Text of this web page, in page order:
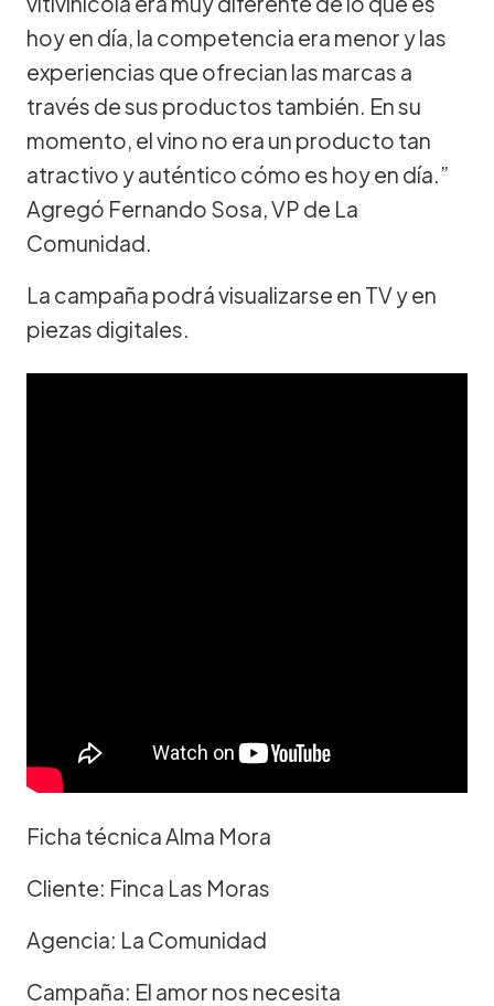
hoy en día, la competencia era menor y las
experiencias que ofrecian las marcas a
través de sus productos también. En su
momento, el vino no era un producto tan
atractivo y auténtico cómo es hoy en día.”
Agregó Fernando Sosa, VP de La
Comunidad.
La campaña podrá visualizarse en TV y en
piezas digitales.
Ficha técnica Alma Mora
Cliente: Finca Las Moras
Agencia: La Comunidad
Campaña: El amor nos necesita